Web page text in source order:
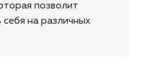
позволит
себя на различных